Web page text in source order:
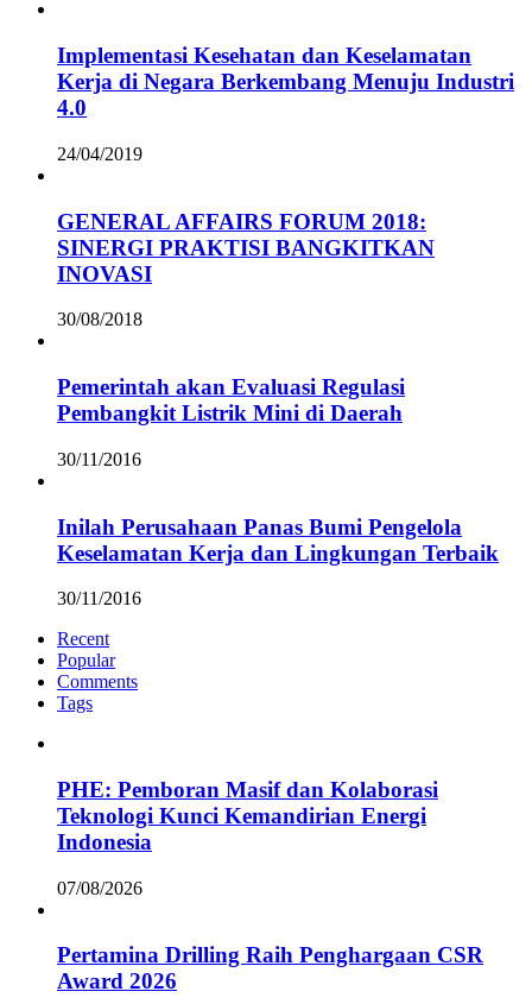
Implementasi Kesehatan dan Keselamatan
Kerja di Negara Berkembang Menuju Industri
4.0
24/04/2019
GENERAL AFFAIRS FORUM 2018:
SINERGI PRAKTISI BANGKITKAN
INOVASI
30/08/2018
Pemerintah akan Evaluasi Regulasi
Pembangkit Listrik Mini di Daerah
30/11/2016
Inilah Perusahaan Panas Bumi Pengelola
Keselamatan Kerja dan Lingkungan Terbaik
30/11/2016
Recent
Popular
Comments
Tags
PHE: Pemboran Masif dan Kolaborasi
Teknologi Kunci Kemandirian Energi
Indonesia
07/08/2026
Pertamina Drilling Raih Penghargaan CSR
Award 2026